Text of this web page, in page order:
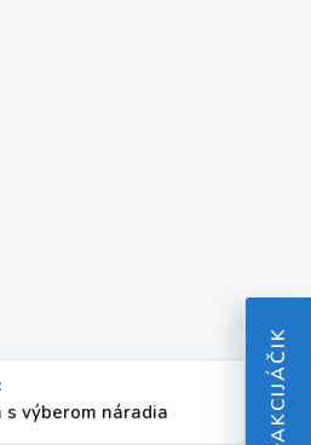
s výberom náradia AKCIJÁČIK